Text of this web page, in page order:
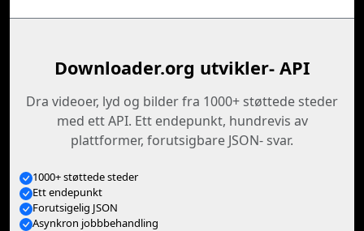
Downloader.org utvikler- API
Dra videoer, lyd og bilder fra 1000+ støttede steder
med ett API. Ett endepunkt, hundrevis av
plattformer, forutsigbare JSON- svar.
1000+ støttede steder
Ett endepunkt
Forutsigelig JSON
Asynkron jobbbehandling